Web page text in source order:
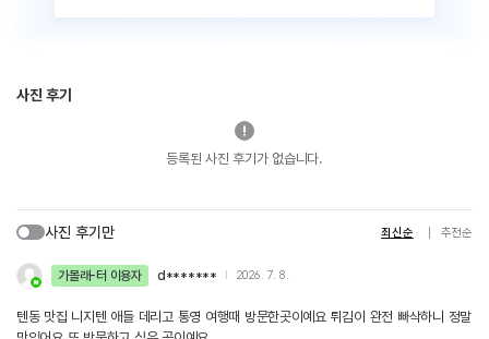
사진 후기
등록된 사진 후기가 없습니다.
사진 후기만 최신순 추천순
가볼래-터 이용자 d******* 2026. 7. 8.
텐동 맛집 니지텐 애들 데리고 통영 여행때 방문한곳이예요 튀김이 완전 빠삭하니 정말